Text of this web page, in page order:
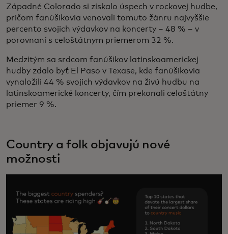
Západné Colorado si získalo úspech v rockovej hudbe,
pričom fanúšikovia venovali tomuto žánru najvyššie
percento svojich výdavkov na koncerty – 48 % – v
porovnaní s celoštátnym priemerom 32 %.
Medzitým sa srdcom fanúšikov latinskoamerickej
hudby zdalo byť El Paso v Texase, kde fanúšikovia
vynaložili 44 % svojich výdavkov na živú hudbu na
latinskoamerické koncerty, čím prekonali celoštátny
priemer 9 %.
Country a folk objavujú nové
možnosti